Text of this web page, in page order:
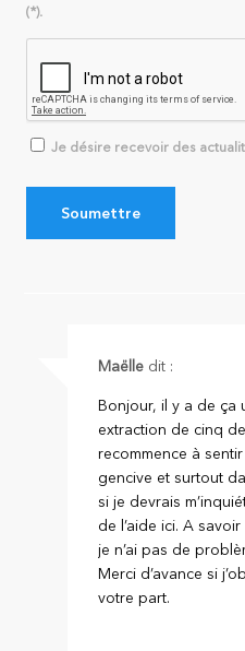
(*).
Je désire recevoir des
Maëlle dit :
Bonjour, il y a de ça
extraction de cinq
recommence à
gencive et surtout
si je devrais
de l’aide ici. A
je n’ai pas de
Merci d’avance si
votre part.